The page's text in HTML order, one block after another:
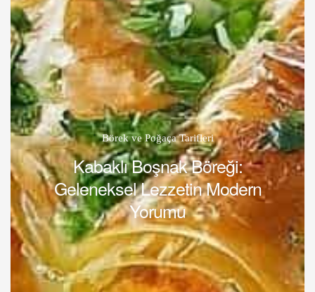
Börek ve Poğaça Tarifleri
Kabaklı Boşnak Böreği:
Geleneksel Lezzetin Modern
Yorumu